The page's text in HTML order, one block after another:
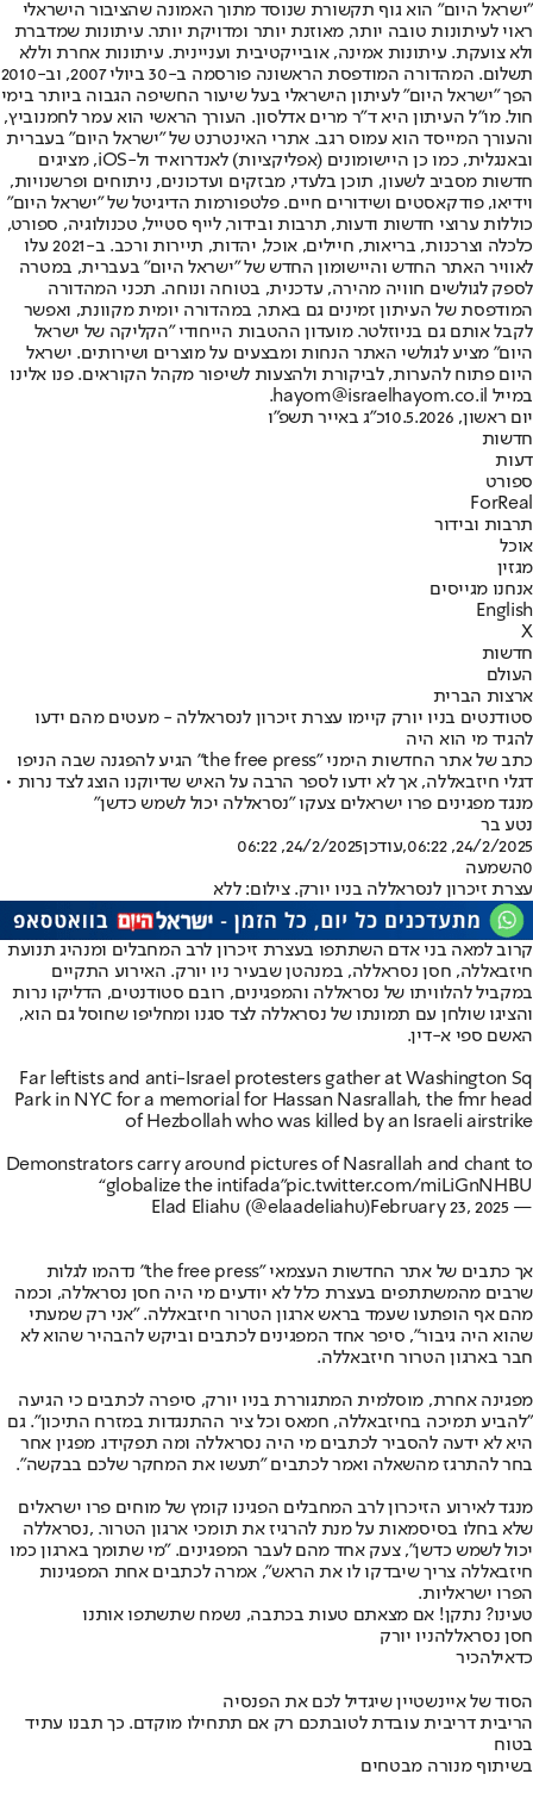
"ישראל היום" הוא גוף תקשורת שנוסד מתוך האמונה שהציבור הישראלי
ראוי לעיתונות טובה יותר, מאוזנת יותר ומדויקת יותר. עיתונות שמדברת
ולא צועקת. עיתונות אמינה, אובייקטיבית ועניינית. עיתונות אחרת וללא
תשלום. המהדורה המודפסת הראשונה פורסמה ב-30 ביולי 2007, וב-2010
הפך "ישראל היום" לעיתון הישראלי בעל שיעור החשיפה הגבוה ביותר בימי
חול. מו"ל העיתון היא ד"ר מרים אדלסון. העורך הראשי הוא עמר לחמנוביץ,
והעורך המייסד הוא עמוס רגב. אתרי האינטרנט של "ישראל היום" בעברית
ובאנגלית, כמו כן היישומונים (אפליקציות) לאנדרואיד ול-iOS, מציגים
חדשות מסביב לשעון, תוכן בלעדי, מבזקים ועדכונים, ניתוחים ופרשנויות,
וידיאו, פודקאסטים ושידורים חיים. פלטפורמות הדיגיטל של "ישראל היום"
כוללות ערוצי חדשות ודעות, תרבות ובידור, לייף סטייל, טכנולוגיה, ספורט,
כלכלה וצרכנות, בריאות, חיילים, אוכל, יהדות, תיירות ורכב. ב-2021 עלו
לאוויר האתר החדש והיישומון החדש של "ישראל היום" בעברית, במטרה
לספק לגולשים חוויה מהירה, עדכנית, בטוחה ונוחה. תכני המהדורה
המודפסת של העיתון זמינים גם באתר, במהדורה יומית מקוונת, ואפשר
לקבל אותם גם בניוזלטר. מועדון ההטבות הייחודי "הקליקה של ישראל
היום" מציע לגולשי האתר הנחות ומבצעים על מוצרים ושירותים. ישראל
היום פתוח להערות, לביקורת ולהצעות לשיפור מקהל הקוראים. פנו אלינו
במייל hayom@israelhayom.co.il.
יום ראשון, 10.5.2026
כ"ג באייר תשפ"ו
חדשות
דעות
ספורט
ForReal
תרבות ובידור
אוכל
מגזין
אנחנו מגייסים
English
X
חדשות
העולם
ארצות הברית
סטודנטים בניו יורק קיימו עצרת זיכרון לנסראללה - מעטים מהם ידעו
להגיד מי הוא היה
כתב של אתר החדשות הימני "the free press" הגיע להפגנה שבה הניפו
דגלי חיזבאללה, אך לא ידעו לספר הרבה על האיש שדיוקנו הוצג לצד נרות •
מנגד מפגינים פרו ישראלים צעקו "נסראללה יכול לשמש כדשן"
נטע בר
24/2/2025, 06:22
,עודכן24/2/2025, 06:22
0השמעה
עצרת זיכרון לנסראללה בניו יורק. צילום: ללא
קרוב למאה בני אדם השתתפו בעצרת זיכרון לרב המחבלים ומנהיג תנועת
חיזבאללה, חסן נסראללה, במנהטן שבעיר ניו יורק. האירוע התקיים
במקביל להלוויתו של נסראללה והמפגינים, רובם סטודנטים, הדליקו נרות
והציגו שולחן עם תמונתו של נסראללה לצד סגנו ומחליפו שחוסל גם הוא,
האשם ספי א-דין.
Far leftists and anti-Israel protesters gather at Washington Sq
Park in NYC for a memorial for Hassan Nasrallah, the fmr head
of Hezbollah who was killed by an Israeli airstrike
Demonstrators carry around pictures of Nasrallah and chant to
“globalize the intifada”pic.twitter.com/miLiGnNHBU
— Elad Eliahu (@elaadeliahu)
February 23, 2025
אך כתבים של אתר החדשות העצמאי "the free press" נדהמו לגלות
שרבים מהמשתתפים בעצרת כלל לא יודעים מי היה חסן נסראללה, וכמה
מהם אף הופתעו שעמד בראש ארגון הטרור חיזבאללה. "אני רק שמעתי
שהוא היה גיבור", סיפר אחד המפגינים לכתבים וביקש להבהיר שהוא לא
חבר בארגון הטרור חיזבאללה.
מפגינה אחרת, מוסלמית המתגוררת בניו יורק, סיפרה לכתבים כי הגיעה
"להביע תמיכה בחיזבאללה, חמאס וכל ציר ההתנגדות במזרח התיכון". גם
היא לא ידעה להסביר לכתבים מי היה נסראללה ומה תפקידו. מפגין אחר
בחר להתרגז מהשאלה ואמר לכתבים "תעשו את המחקר שלכם בבקשה".
מנגד לאירוע הזיכרון לרב המחבלים הפגינו קומץ של מוחים פרו ישראלים
שלא בחלו בסיסמאות על מנת להרגיז את תומכי ארגון הטרור. ,נסראללה
יכול לשמש כדשן", צעק אחד מהם לעבר המפגינים. "מי שתומך בארגון כמו
חיזבאללה צריך שיבדקו לו את הראש", אמרה לכתבים אחת המפגינות
הפרו ישראליות.
טעינו? נתקן! אם מצאתם טעות בכתבה, נשמח שתשתפו אותנו
חסן נסראללהניו יורק
כדאילהכיר
הסוד של איינשטיין שיגדיל לכם את הפנסיה
הריבית דריבית עובדת לטובתכם רק אם תתחילו מוקדם. כך תבנו עתיד
בטוח
בשיתוף מנורה מבטחים